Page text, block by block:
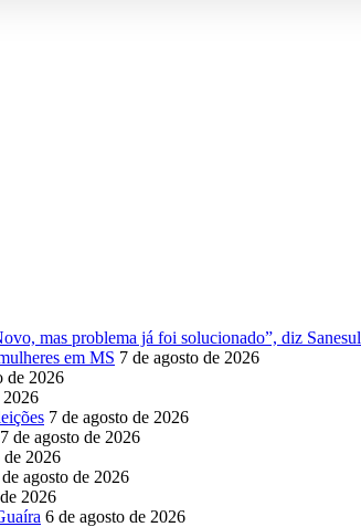
mas problema já foi solucionado”, diz Sanesul
em MS 7 de agosto de 2026
de 2026
2026
7 de agosto de 2026
7 de agosto de 2026
de 2026
agosto de 2026
2026
6 de agosto de 2026